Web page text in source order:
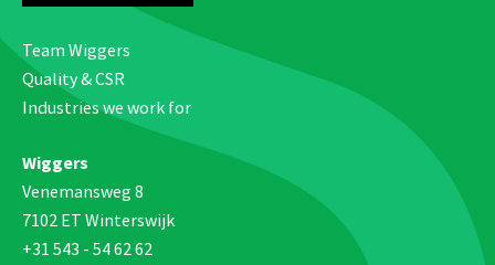
Team Wiggers
Quality & CSR
Industries we work for
Wiggers
Venemansweg 8
7102 ET Winterswijk
+31 543 - 54 62 62